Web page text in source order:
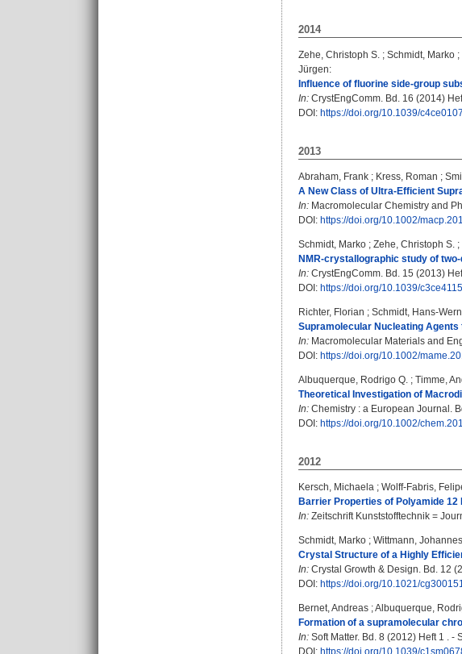
2014
Zehe, Christoph S. ; Schmidt, Marko ;
Jürgen:
Influence of fluorine side-group
In: CrystEngComm. Bd. 16 (2014)
DOI: https://doi.org/10.1039/
2013
Abraham, Frank ; Kress, Roman ;
A New Class of Ultra-Efficient
In: Macromolecular Chemistry and
DOI: https://doi.org/10.1002/
Schmidt, Marko ; Zehe, Christoph S. ;
NMR-crystallographic study of
In: CrystEngComm. Bd. 15 (2013)
DOI: https://doi.org/10.1039/
Richter, Florian ; Schmidt, Hans-
Supramolecular Nucleating
In: Macromolecular Materials and
DOI: https://doi.org/10.1002/
Albuquerque, Rodrigo Q. ; Timme,
Theoretical Investigation of
In: Chemistry : a European Journal.
DOI: https://doi.org/10.1002/
2012
Kersch, Michaela ; Wolff-Fabris,
Barrier Properties of Polyamide 12
In: Zeitschrift Kunststofftechnik =
Schmidt, Marko ; Wittmann,
Crystal Structure of a Highly
In: Crystal Growth & Design. Bd. 12
DOI: https://doi.org/10.1021/
Bernet, Andreas ;Albuquerque,
Formation of a supramolecular
In: Soft Matter. Bd. 8 (2012) Heft 1 . -
DOI: https://doi.org/10.1039/